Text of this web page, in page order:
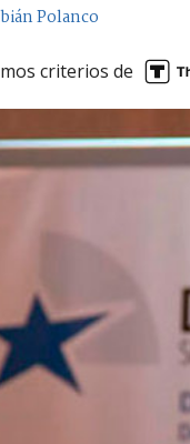
Polanco
criterios de